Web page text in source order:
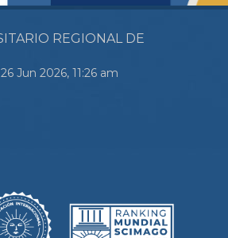
REGIONAL DE
Jun 2026, 11:26 am